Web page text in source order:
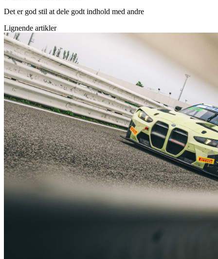
Det er god stil at dele godt indhold med andre
Lignende artikler